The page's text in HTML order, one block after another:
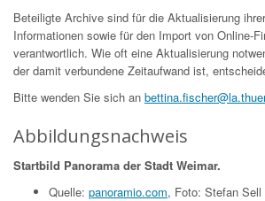
Beteiligte Archive sind für die Aktualisierung
Informationen sowie für den Import von Online-
verantwortlich. Wie oft eine Aktualisierung
der damit verbundene Zeitaufwand ist,
Bitte wenden Sie sich an
Abbildungsnachweis
Startbild Panorama der Stadt Weimar.
Quelle: panoramio.com, Foto: Stefan Sell